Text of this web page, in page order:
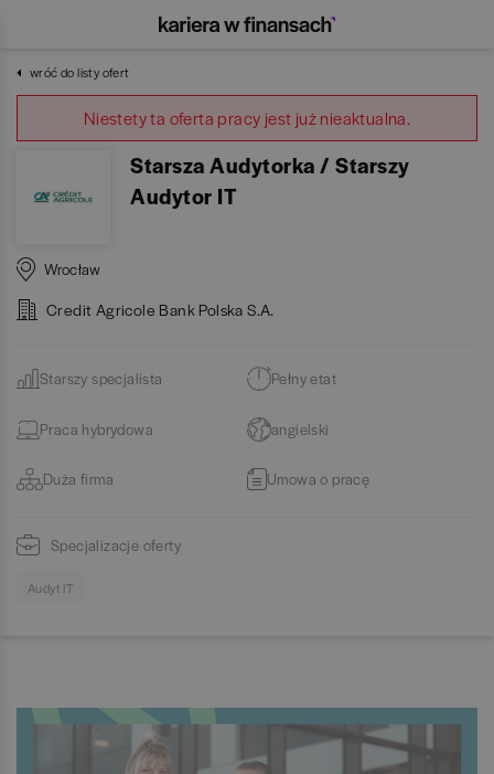
wróć do listy ofert
Niestety ta oferta pracy jest już nieaktualna.
Starsza Audytorka / Starszy
Audytor IT
Wrocław
Credit Agricole Bank Polska S.A.
Starszy specjalista Pełny etat
Praca hybrydowa angielski
Duża firma Umowa o pracę
Specjalizacje oferty
Audyt IT